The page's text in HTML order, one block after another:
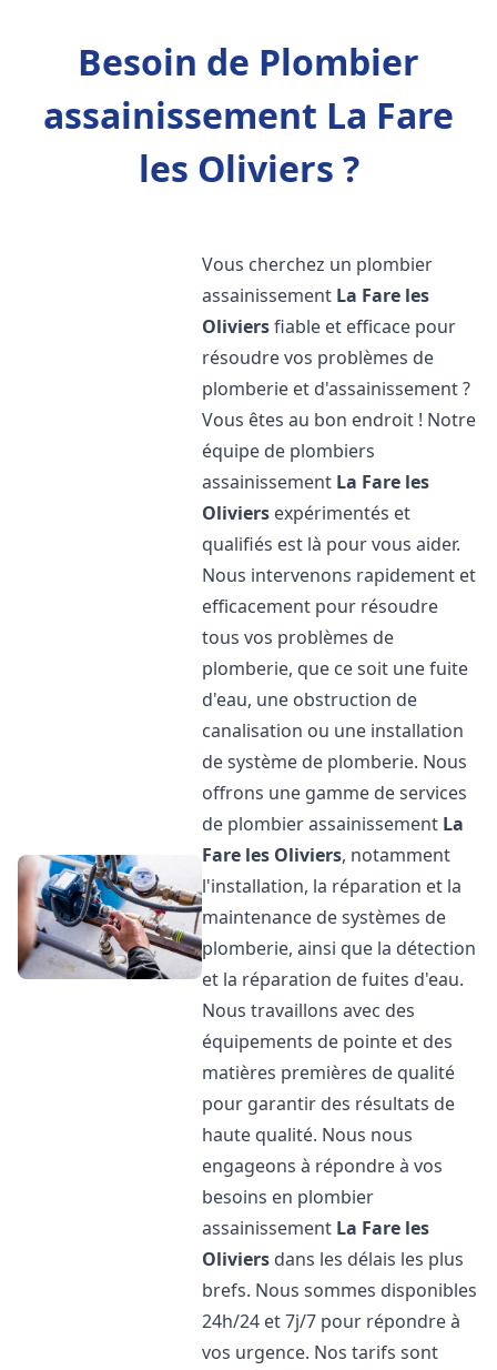
Besoin de Plombier
assainissement La Fare
les Oliviers ?
Vous cherchez un plombier
assainissement La Fare les
Oliviersfiable et efficace pour
résoudre vos problèmes de
plomberie et d'assainissement ?
Vous êtes au bon endroit ! Notre
équipe de plombiers
assainissement La Fare les
Oliviers expérimentés et
qualifiés est là pour vous aider.
Nous intervenons rapidement et
efficacement pour résoudre
tous vos problèmes de
plomberie, que ce soit une fuite
d'eau, une obstruction de
canalisation ou une installation
de système de plomberie. Nous
offrons une gamme de services
de plombier assainissement La
Fare les Oliviers, notamment
l'installation, la réparation et la
maintenance de systèmes de
plomberie, ainsi que la détection
et la réparation de fuites d'eau.
Nous travaillons avec des
équipements de pointe et des
matières premières de qualité
pour garantir des résultats de
haute qualité. Nous nous
engageons à répondre à vos
besoins en plombier
assainissement La Fare les
Oliviers dans les délais les plus
brefs. Nous sommes disponibles
24h/24 et 7j/7 pour répondre à
vos urgence. Nos tarifs sont